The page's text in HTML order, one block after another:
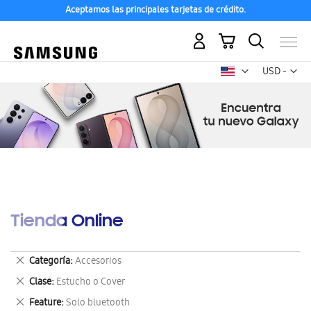
Aceptamos las principales tarjetas de crédito.
USD -
dólar
Mi carrito
Tienda Online
Categoría Accesorios
Eliminar
este
artículo
Clase Estucho o Cover
Eliminar
este
Feature Solo bluetooth
Eliminar